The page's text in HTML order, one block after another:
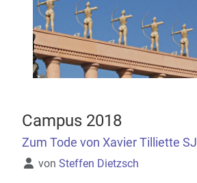
Campus 2018
Zum Tode von Xavier Tilliette SJ
Details
von Steffen Dietzsch